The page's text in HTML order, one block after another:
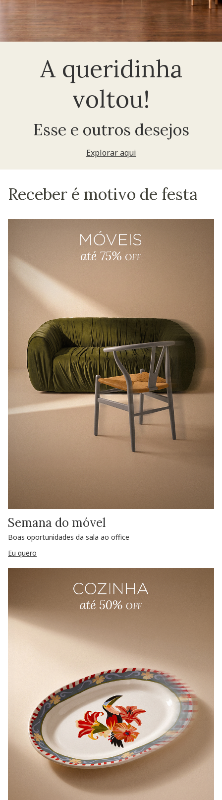
A queridinha
voltou!
Esse e outros desejos
Explorar aqui
Receber é motivo de festa
Semana do móvel
Boas oportunidades da sala ao office
Eu quero